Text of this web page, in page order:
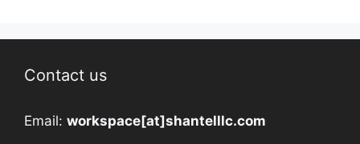
Contact us
Email: workspace[at]shantelllc.com